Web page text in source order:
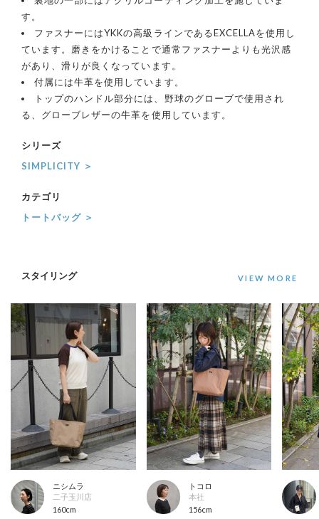
す。
ファスナーにはYKKの高級ラインであるEXCELLAを使用し
ています。磨きをかけることで通常ファスナーよりも光沢感
があり、滑りが良くなっています。
付属には牛革を使用しています。
トップのハンドル部分には、野球のグローブで使用され
る、グローブレザーの牛革を使用しています。
シリーズ
SIMPLICITY ＞
カテゴリ
トートバッグ ＞
スタイリング
ニシムラ
二子玉川店
160cm
トコロ
本社
156cm